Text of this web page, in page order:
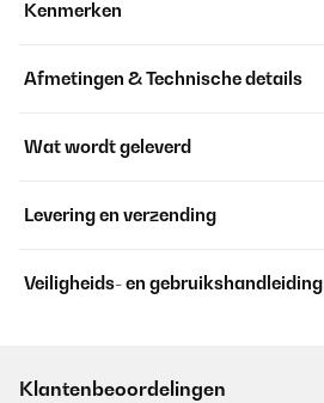
Kenmerken
Afmetingen & Technische details
Wat wordt geleverd
Levering en verzending
Veiligheids- en gebruikshandleiding
Klantenbeoordelingen